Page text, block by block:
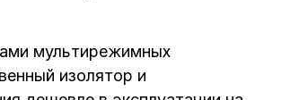
мультирежимных
изолятор и